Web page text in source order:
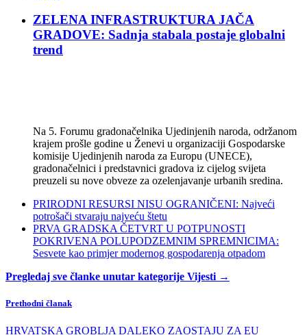
ZELENA INFRASTRUKTURA JAČA
GRADOVE: Sadnja stabala postaje globalni
trend
Na 5. Forumu gradonačelnika Ujedinjenih naroda, održanom
krajem prošle godine u Ženevi u organizaciji Gospodarske
komisije Ujedinjenih naroda za Europu (UNECE),
gradonačelnici i predstavnici gradova iz cijelog svijeta
preuzeli su nove obveze za ozelenjavanje urbanih sredina.
PRIRODNI RESURSI NISU OGRANIČENI: Najveći
potrošači stvaraju najveću štetu
PRVA GRADSKA ČETVRT U POTPUNOSTI
POKRIVENA POLUPODZEMNIM SPREMNICIMA:
Sesvete kao primjer modernog gospodarenja otpadom
Pregledaj sve članke unutar kategorije Vijesti →
Prethodni članak
HRVATSKA GROBLJA DALEKO ZAOSTAJU ZA EU